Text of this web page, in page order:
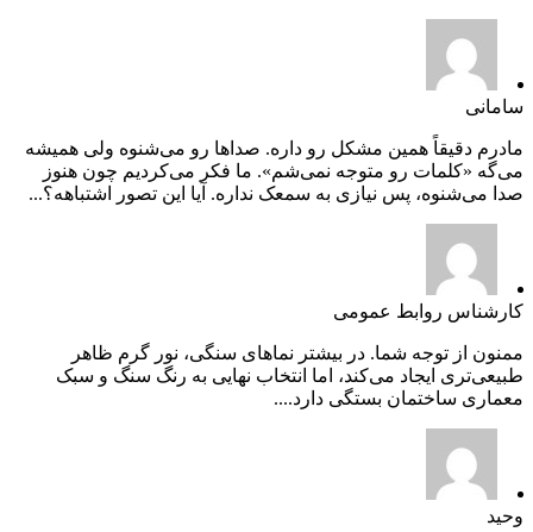
سامانی
مادرم دقیقاً همین مشکل رو داره. صداها رو می‌شنوه ولی همیشه
می‌گه «کلمات رو متوجه نمی‌شم». ما فکر می‌کردیم چون هنوز
صدا می‌شنوه، پس نیازی به سمعک نداره. آیا این تصور اشتباهه؟...
کارشناس روابط عمومی
ممنون از توجه شما. در بیشتر نماهای سنگی، نور گرم ظاهر
طبیعی‌تری ایجاد می‌کند، اما انتخاب نهایی به رنگ سنگ و سبک
معماری ساختمان بستگی دارد....
وحید